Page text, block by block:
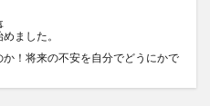
ました。
！将来の不安を自分でどうにかで